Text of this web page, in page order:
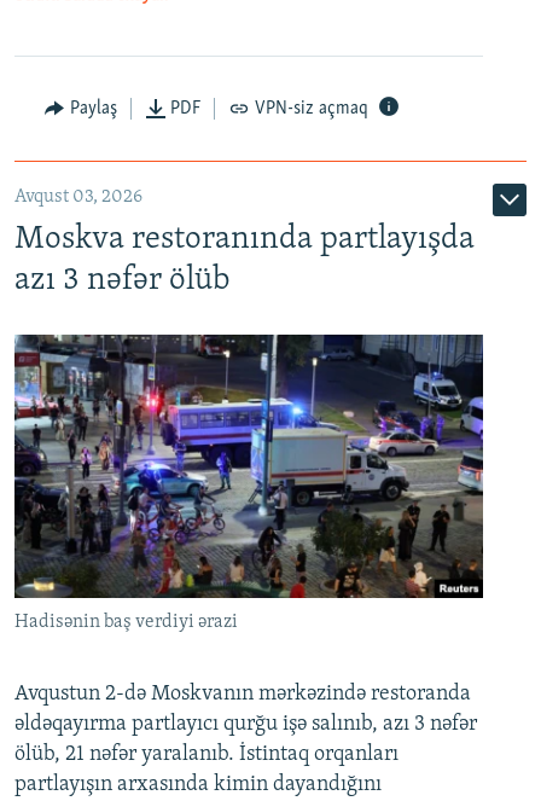
Paylaş PDF VPN-siz açmaq
Avqust 03, 2026
Moskva restoranında partlayışda
azı 3 nəfər ölüb
Hadisənin baş verdiyi ərazi
Avqustun 2-də Moskvanın mərkəzində restoranda
əldəqayırma partlayıcı qurğu işə salınıb, azı 3 nəfər
ölüb, 21 nəfər yaralanıb. İstintaq orqanları
partlayışın arxasında kimin dayandığını